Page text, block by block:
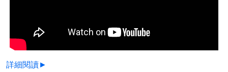
詳細閱讀►